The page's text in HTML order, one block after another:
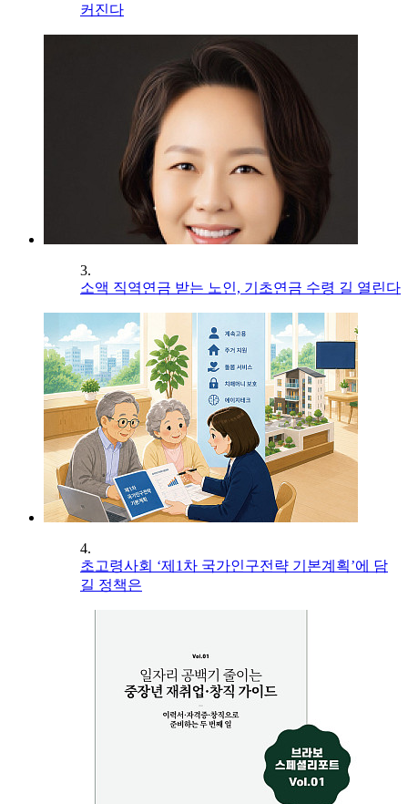
커진다
3.
소액 직역연금 받는 노인, 기초연금 수령 길 열린다
4.
초고령사회 ‘제1차 국가인구전략 기본계획’에 담
길 정책은